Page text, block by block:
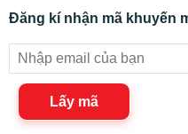
Đăng kí nhận mã khuyến
Lấy mã